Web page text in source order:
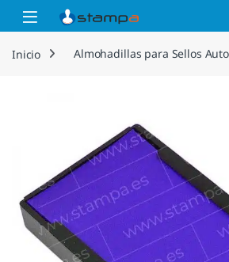
Saltar a la navegación
Saltar al contenido
Open
Inicio Almohadillas para Sellos